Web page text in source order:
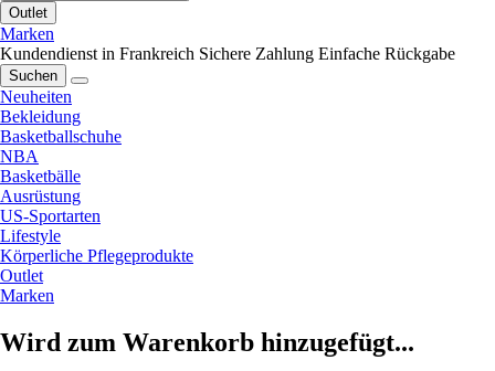
Outlet
Marken
Kundendienst in Frankreich Sichere Zahlung Einfache Rückgabe
Suchen
Neuheiten
Bekleidung
Basketballschuhe
NBA
Basketbälle
Ausrüstung
US-Sportarten
Lifestyle
Körperliche Pflegeprodukte
Outlet
Marken
Wird zum Warenkorb hinzugefügt...